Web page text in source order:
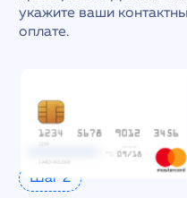
укажите ваши
оплате.
Шаг 2